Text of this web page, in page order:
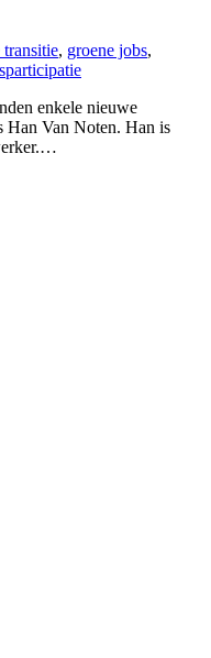
, groene jobs,
enkele nieuwe
Han Van Noten. Han is